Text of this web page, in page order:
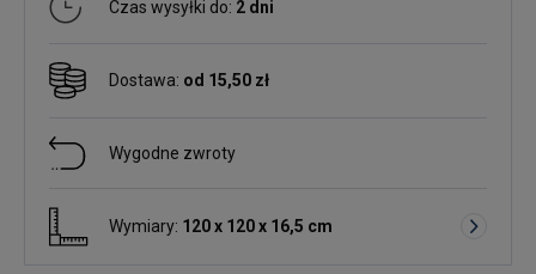
Czas wysyłki do: 2 dni
Dostawa: od 15,50 zł
Wygodne zwroty
Wymiary: 120 x 120 x 16,5 cm